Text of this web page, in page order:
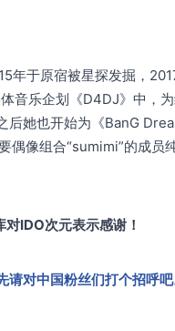
年于原宿被星探发掘，
音乐企划《D4DJ》中，
后她也开始为《BanG
偶像组合“sumimi”的成
IDO次元表示感谢！
对中国粉丝们打个招呼吧